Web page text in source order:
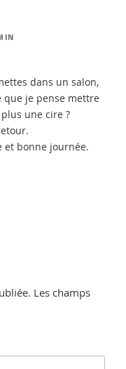
dans un salon,
que je pense mettre
une cire ?
et bonne journée.
Les champs